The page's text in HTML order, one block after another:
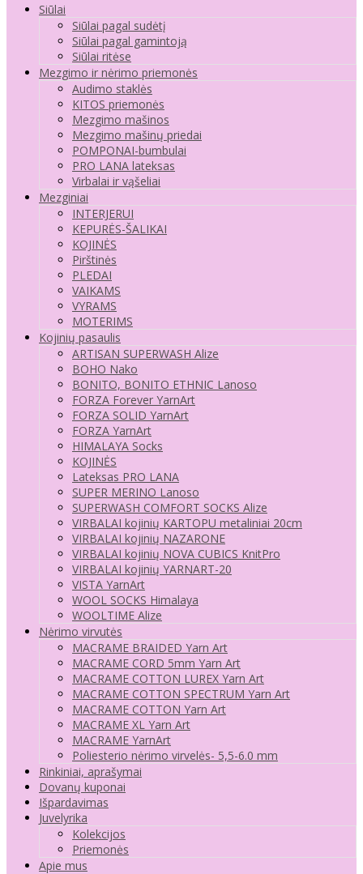
Siūlai
Siūlai pagal sudėtį
Siūlai pagal gamintoją
Siūlai ritėse
Mezgimo ir nėrimo priemonės
Audimo staklės
KITOS priemonės
Mezgimo mašinos
Mezgimo mašinų priedai
POMPONAI-bumbulai
PRO LANA lateksas
Virbalai ir vąšeliai
Mezginiai
INTERJERUI
KEPURĖS-ŠALIKAI
KOJINĖS
Pirštinės
PLEDAI
VAIKAMS
VYRAMS
MOTERIMS
Kojinių pasaulis
ARTISAN SUPERWASH Alize
BOHO Nako
BONITO, BONITO ETHNIC Lanoso
FORZA Forever YarnArt
FORZA SOLID YarnArt
FORZA YarnArt
HIMALAYA Socks
KOJINĖS
Lateksas PRO LANA
SUPER MERINO Lanoso
SUPERWASH COMFORT SOCKS Alize
VIRBALAI kojinių KARTOPU metaliniai 20cm
VIRBALAI kojinių NAZARONE
VIRBALAI kojinių NOVA CUBICS KnitPro
VIRBALAI kojinių YARNART-20
VISTA YarnArt
WOOL SOCKS Himalaya
WOOLTIME Alize
Nėrimo virvutės
MACRAME BRAIDED Yarn Art
MACRAME CORD 5mm Yarn Art
MACRAME COTTON LUREX Yarn Art
MACRAME COTTON SPECTRUM Yarn Art
MACRAME COTTON Yarn Art
MACRAME XL Yarn Art
MACRAME YarnArt
Poliesterio nėrimo virvelės- 5,5-6.0 mm
Rinkiniai, aprašymai
Dovanų kuponai
Išpardavimas
Juvelyrika
Kolekcijos
Priemonės
Apie mus